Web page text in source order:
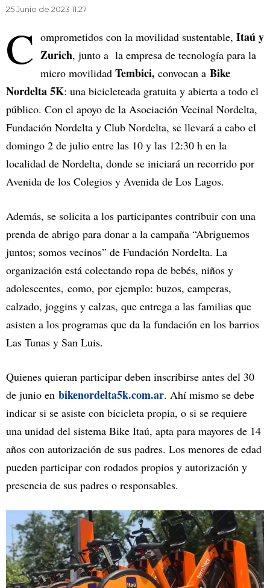
25 Junio de 2023 11.27
C omprometidos con la movilidad sustentable, Itaú y
Zurich, junto a la empresa de tecnología para la
micro movilidad Tembici, convocan a Bike
Nordelta 5K: una bicicleteada gratuita y abierta a todo el
público. Con el apoyo de la Asociación Vecinal Nordelta,
Fundación Nordelta y Club Nordelta, se llevará a cabo el
domingo 2 de julio entre las 10 y las 12:30 h en la
localidad de Nordelta, donde se iniciará un recorrido por
Avenida de los Colegios y Avenida de Los Lagos.
Además, se solicita a los participantes contribuir con una
prenda de abrigo para donar a la campaña “Abriguemos
juntos; somos vecinos” de Fundación Nordelta. La
organización está colectando ropa de bebés, niños y
adolescentes, como, por ejemplo: buzos, camperas,
calzado, joggins y calzas, que entrega a las familias que
asisten a los programas que da la fundación en los barrios
Las Tunas y San Luis.
Quienes quieran participar deben inscribirse antes del 30
de junio en bikenordelta5k.com.ar. Ahí mismo se debe
indicar si se asiste con bicicleta propia, o si se requiere
una unidad del sistema Bike Itaú, apta para mayores de 14
años con autorización de sus padres. Los menores de edad
pueden participar con rodados propios y autorización y
presencia de sus padres o responsables.